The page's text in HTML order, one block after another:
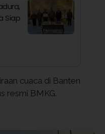
Siap
cuaca di Banten
resmi BMKG.